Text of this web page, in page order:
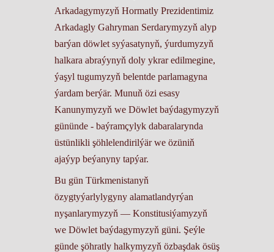
Arkadagymyzyň Hormatly Prezidentimiz
Arkadagly Gahryman Serdarymyzyň alyp
barýan döwlet syýasatynyň, ýurdumyzyň
halkara abraýynyň doly ykrar edilmegine,
ýaşyl tugumyzyň belentde parlamagyna
ýardam berýär. Munuň özi esasy
Kanunymyzyň we Döwlet baýdagymyzyň
gününde - baýramçylyk dabaralarynda
üstünlikli şöhlelendirilýär we özüniň
ajaýyp beýanyny tapýar.
Bu gün Türkmenistanyň
özygtyýarlylygyny alamatlandyrýan
nyşanlarymyzyň — Konstitusiýamyzyň
we Döwlet baýdagymyzyň güni. Şeýle
günde şöhratly halkymyzyň özbaşdak ösüş